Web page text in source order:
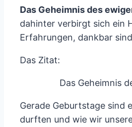
Das Geheimnis des
dahinter verbirgt sich ein
Erfahrungen, dankbar
Das Zitat:
Das Geheimnis
Gerade Geburtstage sind
durften und wie wir